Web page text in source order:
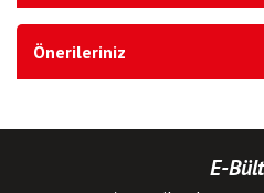
Önerileriniz
E-